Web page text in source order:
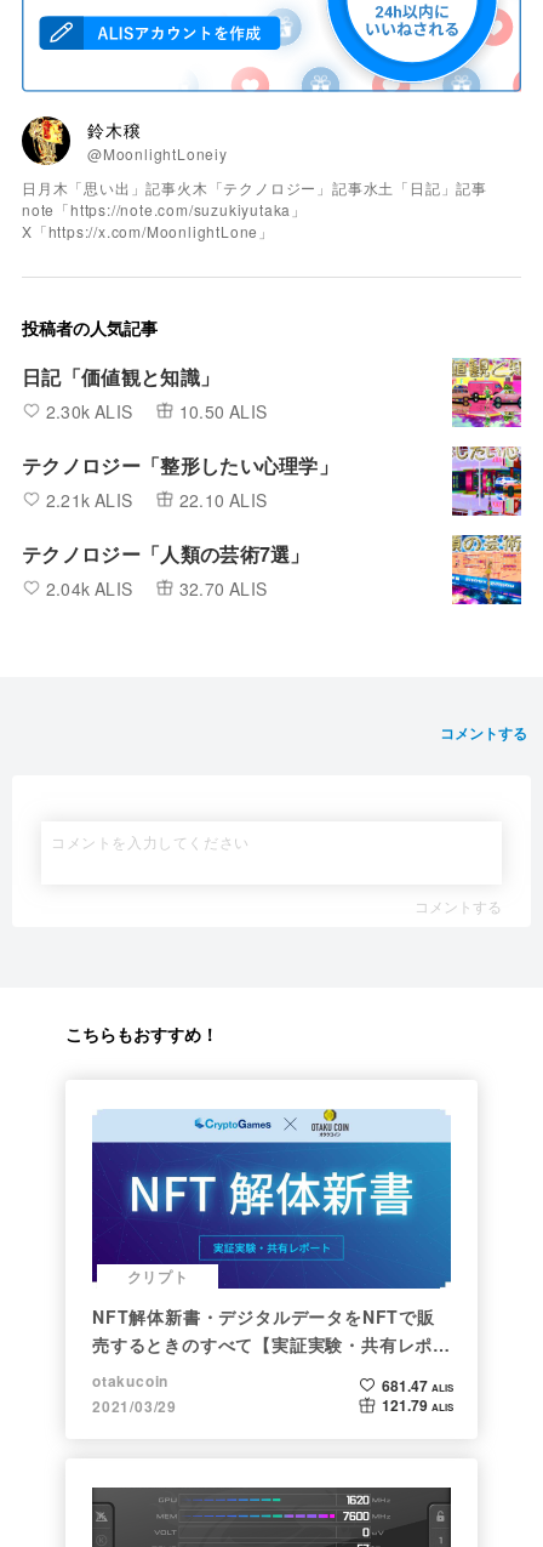
鈴木穣
@MoonlightLoneiy
日月木「思い出」記事火木「テクノロジー」記事水土「日記」記事
note「https://note.com/suzukiyutaka」
X「https://x.com/MoonlightLone」
投稿者の人気記事
日記「価値観と知識」
2.30k ALIS 10.50 ALIS
テクノロジー「整形したい心理学」
2.21k ALIS 22.10 ALIS
テクノロジー「人類の芸術7選」
2.04k ALIS 32.70 ALIS
コメントする
コメントする
こちらもおすすめ！
クリプト
NFT解体新書・デジタルデータをNFTで販
売するときのすべて【実証実験・共有レポー
ト】
otakucoin
2021/03/29
681.47 ALIS
121.79 ALIS